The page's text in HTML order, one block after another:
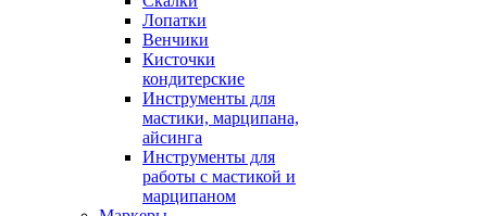
Лопатки
Венчики
Кисточки
кондитерские
Инструменты для
мастики, марципана,
айсинга
Инструменты для
работы с мастикой и
марципаном